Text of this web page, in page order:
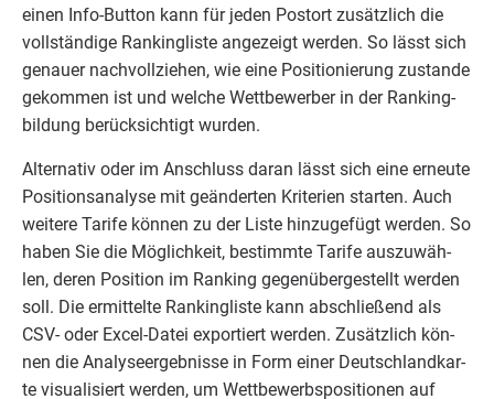
einen Info-But­ton kann für jeden Post­ort zusätz­lich die
voll­stän­di­ge Ran­king­lis­te ange­zeigt wer­den. So lässt sich
genau­er nach­voll­zie­hen, wie eine Posi­tio­nie­rung zustan­de
gekom­men ist und wel­che Wett­be­wer­ber in der Ran­king­
bil­dung berück­sich­tigt wurden.
Alter­na­tiv oder im Anschluss dar­an lässt sich eine erneu­te
Posi­ti­ons­ana­ly­se mit geän­der­ten Kri­te­ri­en star­ten. Auch
wei­te­re Tari­fe kön­nen zu der Lis­te hin­zu­ge­fügt wer­den. So
haben Sie die Mög­lich­keit, bestimm­te Tari­fe aus­zu­wäh­
len, deren Posi­ti­on im Ran­king gegen­über­ge­stellt wer­den
soll. Die ermit­tel­te Ran­king­lis­te kann abschlie­ßend als
CSV- oder Excel-Datei expor­tiert wer­den. Zusätz­lich kön­
nen die Ana­ly­se­er­geb­nis­se in Form einer Deutsch­land­kar­
te visua­li­siert wer­den, um Wett­be­werbs­po­si­tio­nen auf